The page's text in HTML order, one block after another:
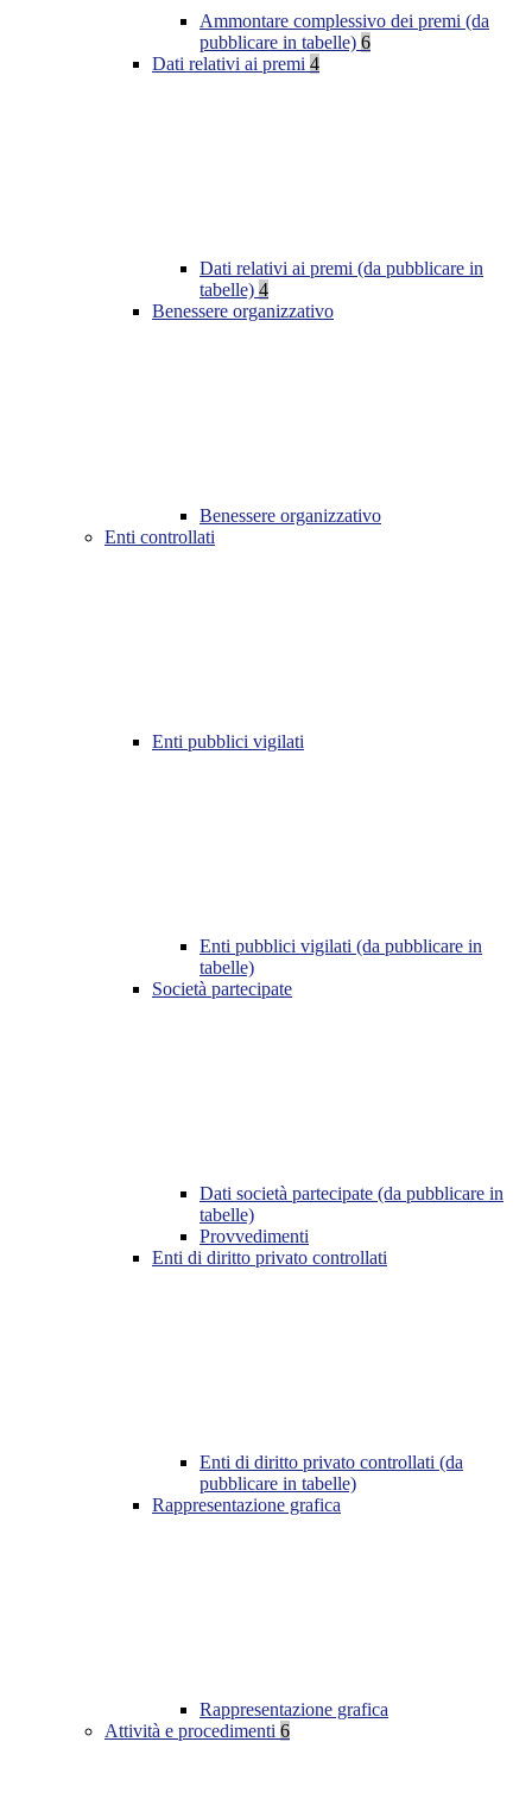
Ammontare complessivo dei premi (da
pubblicare in tabelle) 6
Dati relativi ai premi 4
Dati relativi ai premi (da pubblicare in
tabelle) 4
Benessere organizzativo
Benessere organizzativo
Enti controllati
Enti pubblici vigilati
Enti pubblici vigilati (da pubblicare in
tabelle)
Società partecipate
Dati società partecipate (da pubblicare in
tabelle)
Provvedimenti
Enti di diritto privato controllati
Enti di diritto privato controllati (da
pubblicare in tabelle)
Rappresentazione grafica
Rappresentazione grafica
Attività e procedimenti 6